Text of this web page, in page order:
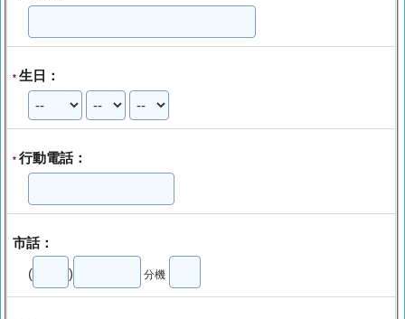
* 生日：
* 行動電話：
市話：
( ) 分機